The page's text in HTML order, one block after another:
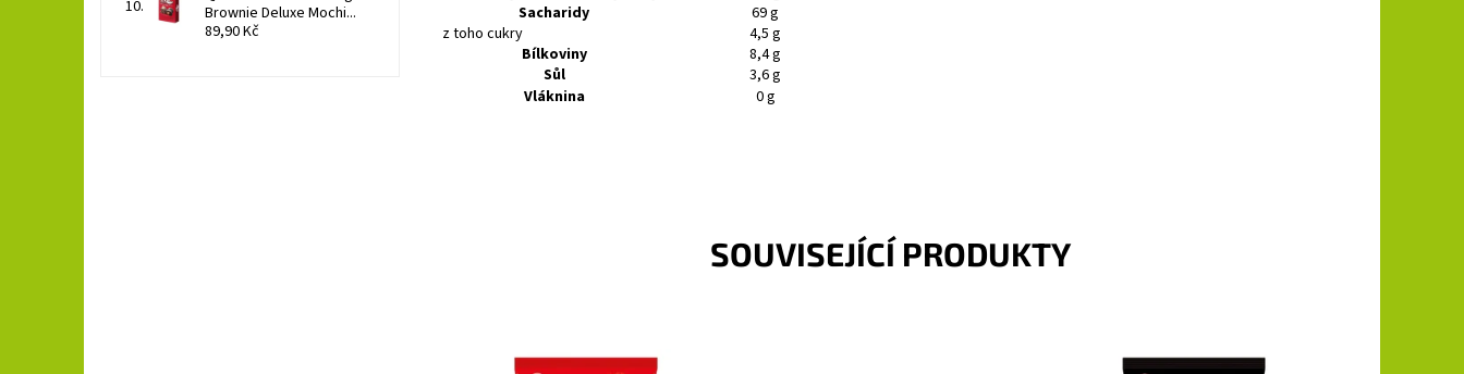
Sacharidy
69 g
z toho cukry
4,5 g
Bílkoviny
8,4 g
Sůl
3,6 g
Vláknina
0 g
SOUVISEJÍCÍ PRODUKTY
Brownie Deluxe Mochi...
89,90 Kč